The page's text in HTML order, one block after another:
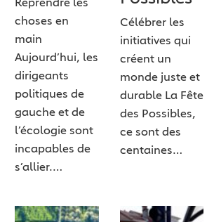
Reprendre les
choses en
main
Aujourd’hui, les
dirigeants
politiques de
gauche et de
l’écologie sont
incapables de
s’allier.…
Célébrer les
initiatives qui
créent un
monde juste et
durable La Fête
des Possibles,
ce sont des
centaines…